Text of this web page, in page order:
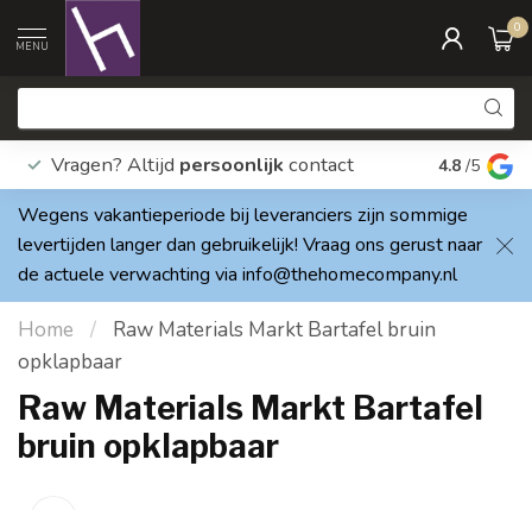
MENU
0
Vragen? Altijd persoonlijk contact Elke dag
4.8 /5
Wegens vakantieperiode bij leveranciers zijn sommige
levertijden langer dan gebruikelijk! Vraag ons gerust naar
de actuele verwachting via info@thehomecompany.nl
Home /
Raw Materials Markt Bartafel bruin
opklapbaar
Raw Materials Markt Bartafel
bruin opklapbaar